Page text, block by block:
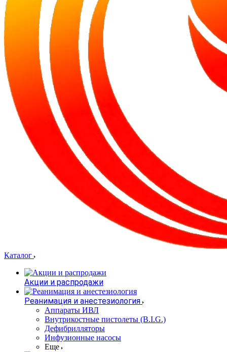
Каталог
Акции и распродажи
Реанимация и анестезиология
Аппараты ИВЛ
Внутрикостные пистолеты (B.I.G.)
Дефибрилляторы
Инфузионные насосы
Еще